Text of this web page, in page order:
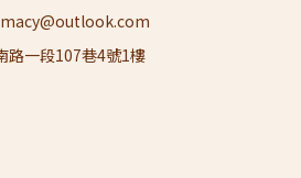
路一段107巷4號1樓